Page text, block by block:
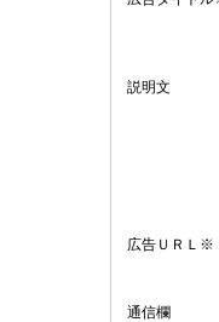
説明文
広告ＵＲＬ※
通信欄